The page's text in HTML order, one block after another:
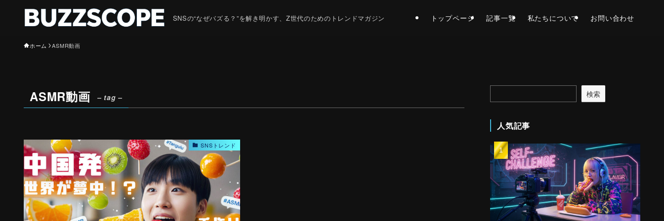
SNSの“なぜバズる？”を解き明かす、Z世代のためのトレンドマガジン トップページ 記事一覧 私たちについて お問い合わせ
ホーム ASMR動画
ASMR動画 – tag –
SNSトレンド
検索
人気記事